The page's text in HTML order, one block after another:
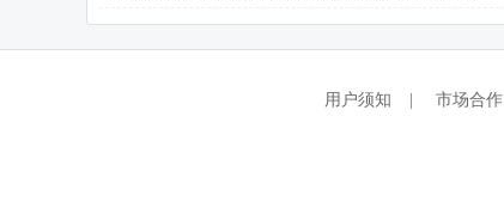
用户须知 市场合作